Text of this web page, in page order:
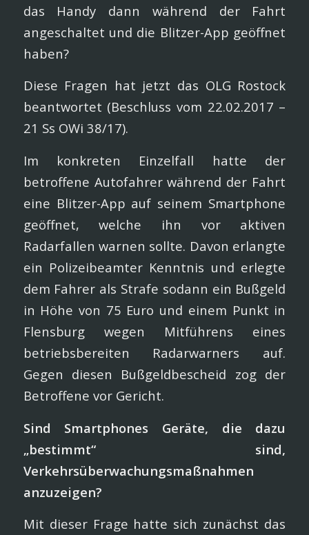
das Handy dann während der Fahrt
angeschaltet und die Blitzer-App geöffnet
haben?
Diese Fragen hat jetzt das OLG Rostock
beantwortet (Beschluss vom 22.02.2017 –
21 Ss OWi 38/17).
Im konkreten Einzelfall hatte der
betroffene Autofahrer während der Fahrt
eine Blitzer-App auf seinem Smartphone
geöffnet, welche ihn vor aktiven
Radarfallen warnen sollte. Davon erlangte
ein Polizeibeamter Kenntnis und erlegte
dem Fahrer als Strafe sodann ein Bußgeld
in Höhe von 75 Euro und einem Punkt in
Flensburg wegen Mitführens eines
betriebsbereiten Radarwarners auf.
Gegen diesen Bußgeldbescheid zog der
Betroffene vor Gericht.
Sind Smartphones Geräte, die dazu
„bestimmt“ sind,
Verkehrsüberwachungsmaßnahmen
anzuzeigen?
Mit dieser Frage hatte sich zunächst das